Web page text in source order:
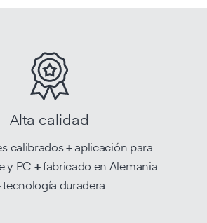
Alta calidad
calibrados+aplicación para
y PC +fabricado en Alemania
tecnología duradera